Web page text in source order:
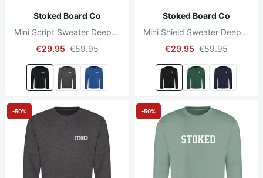
Stoked Board Co
Mini Script Sweater Deep Black
€29.95 €59.95
Stoked Board Co
Mini Shield Sweater Deep Black
€29.95 €59.95
-50% -50%